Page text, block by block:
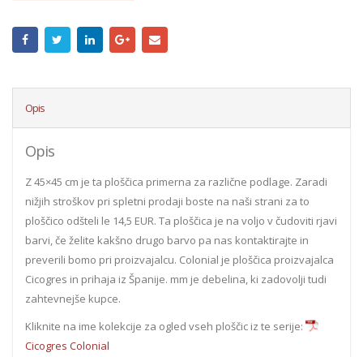
Opis
Opis
Z 45×45 cm je ta ploščica primerna za različne podlage. Zaradi
nižjih stroškov pri spletni prodaji boste na naši strani za to
ploščico odšteli le 14,5 EUR. Ta ploščica je na voljo v čudoviti rjavi
barvi, če želite kakšno drugo barvo pa nas kontaktirajte in
preverili bomo pri proizvajalcu. Colonial je ploščica proizvajalca
Cicogres in prihaja iz Španije. mm je debelina, ki zadovolji tudi
zahtevnejše kupce.
Kliknite na ime kolekcije za ogled vseh ploščic iz te serije:
Cicogres Colonial